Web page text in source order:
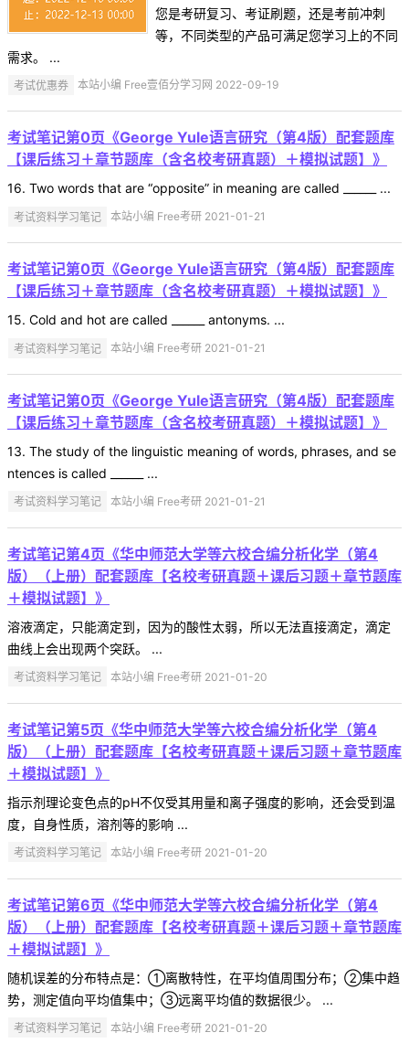
您是考研复习、考证刷题，还是考前冲刺
等，不同类型的产品可满足您学习上的不同
需求。 ...
考试优惠券 本站小编 Free壹佰分学习网 2022-09-19
考试笔记第0页《George Yule语言研究（第4版）配套题库
【课后练习＋章节题库（含名校考研真题）＋模拟试题】》
16. Two words that are “opposite” in meaning are called ______ ...
考试资料学习笔记 本站小编 Free考研 2021-01-21
考试笔记第0页《George Yule语言研究（第4版）配套题库
【课后练习＋章节题库（含名校考研真题）＋模拟试题】》
15. Cold and hot are called ______ antonyms. ...
考试资料学习笔记 本站小编 Free考研 2021-01-21
考试笔记第0页《George Yule语言研究（第4版）配套题库
【课后练习＋章节题库（含名校考研真题）＋模拟试题】》
13. The study of the linguistic meaning of words, phrases, and se
ntences is called ______ ...
考试资料学习笔记 本站小编 Free考研 2021-01-21
考试笔记第4页《华中师范大学等六校合编分析化学（第4
版）（上册）配套题库【名校考研真题＋课后习题＋章节题库
＋模拟试题】》
溶液滴定，只能滴定到，因为的酸性太弱，所以无法直接滴定，滴定
曲线上会出现两个突跃。 ...
考试资料学习笔记 本站小编 Free考研 2021-01-20
考试笔记第5页《华中师范大学等六校合编分析化学（第4
版）（上册）配套题库【名校考研真题＋课后习题＋章节题库
＋模拟试题】》
指示剂理论变色点的pH不仅受其用量和离子强度的影响，还会受到温
度，自身性质，溶剂等的影响 ...
考试资料学习笔记 本站小编 Free考研 2021-01-20
考试笔记第6页《华中师范大学等六校合编分析化学（第4
版）（上册）配套题库【名校考研真题＋课后习题＋章节题库
＋模拟试题】》
随机误差的分布特点是：①离散特性，在平均值周围分布；②集中趋
势，测定值向平均值集中；③远离平均值的数据很少。 ...
考试资料学习笔记 本站小编 Free考研 2021-01-20